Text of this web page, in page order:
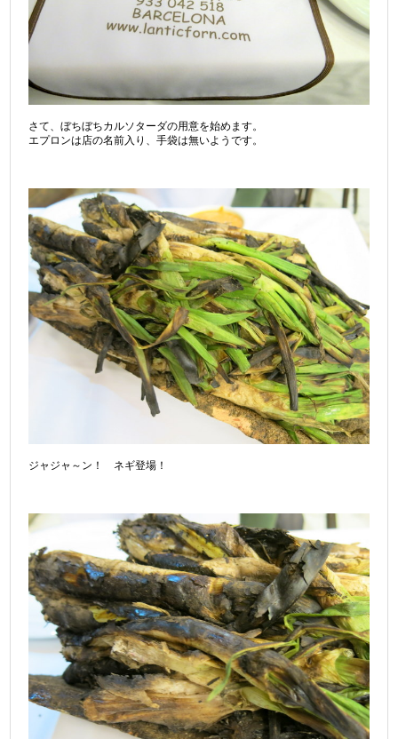
さて、ぼちぼちカルソターダの用意を始めます。
エプロンは店の名前入り、手袋は無いようです。
ジャジャ～ン！ ネギ登場！